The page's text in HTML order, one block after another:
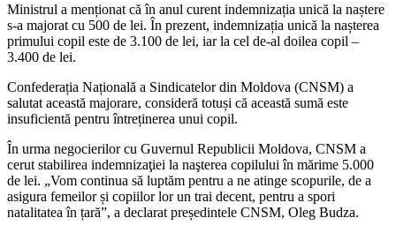
Ministrul a menționat că în anul curent indemnizația unică la naștere
s-a majorat cu 500 de lei. În prezent, indemnizația unică la nașterea
primului copil este de 3.100 de lei, iar la cel de-al doilea copil –
3.400 de lei.
Confederația Națională a Sindicatelor din Moldova (CNSM) a
salutat aceas­tă majorare, consideră totuși că această sumă este
insuficientă pentru întreținerea unui copil.
În urma negocierilor cu Guvernul Re­publicii Moldova, CNSM a
cerut stabili­rea indemnizaţiei la naşterea copilului în mărime 5.000
de lei. „Vom continua să luptăm pentru a ne atinge scopurile, de a
asigura femeilor și copiilor lor un trai de­cent, pentru a spori
natalitatea în țară”, a declarat președintele CNSM, Oleg Budza.